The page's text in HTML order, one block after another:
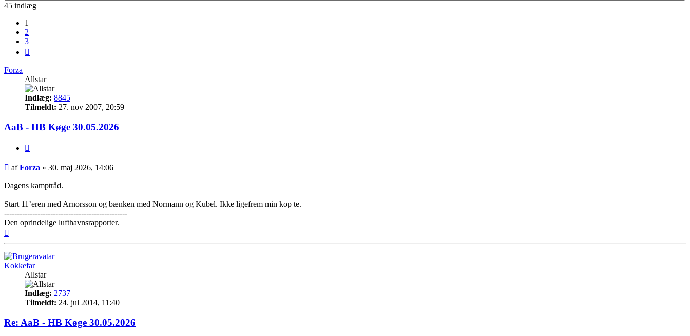
45 indlæg
1
2
3
Forza
Allstar
Indlæg: 8845
Tilmeldt: 27. nov 2007, 20:59
AaB - HB Køge 30.05.2026
Indlæg
afForza » 30. maj 2026, 14:06
Dagens kamptråd.
Start 11’eren med Arnorsson og bænken med Normann og Kubel. Ikke ligefrem min kop te.
------------------------------------------------
Den oprindelige lufthavnsrapporter.
Kokkefar
Allstar
Indlæg: 2737
Tilmeldt: 24. jul 2014, 11:40
Re: AaB - HB Køge 30.05.2026